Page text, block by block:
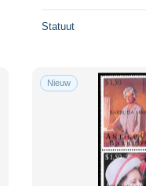
Statuut
Nieuw